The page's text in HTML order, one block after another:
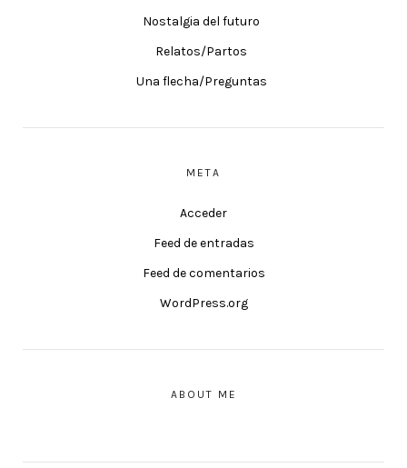
Nostalgia del futuro
Relatos/Partos
Una flecha/Preguntas
META
Acceder
Feed de entradas
Feed de comentarios
WordPress.org
ABOUT ME